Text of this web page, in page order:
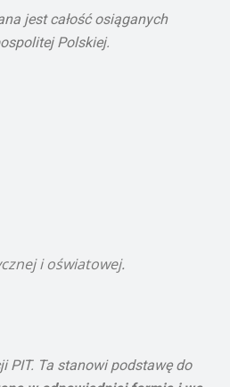
jest całość osiąganych
Polskiej.
i oświatowej.
PIT. Ta stanowi podstawę do